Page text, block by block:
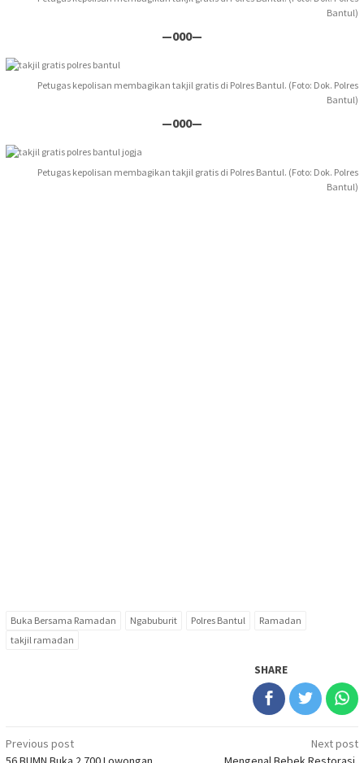
Bantul)
—000—
Petugas kepolisan membagikan takjil gratis di Polres Bantul. (Foto: Dok. Polres
Bantul)
—000—
Petugas kepolisan membagikan takjil gratis di Polres Bantul. (Foto: Dok. Polres
Bantul)
Buka Bersama Ramadan Ngabuburit Polres Bantul
Ramadan
takjil ramadan
SHARE
Post
Previous post
Next post